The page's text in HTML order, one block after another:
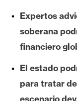
u
m
A
Expertos
soberana
financiero
El estado
para tratar
escenario